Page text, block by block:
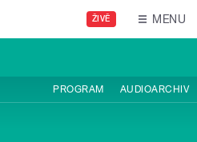
ŽIVĚ MENU
PROGRAM AUDIOARCHIV